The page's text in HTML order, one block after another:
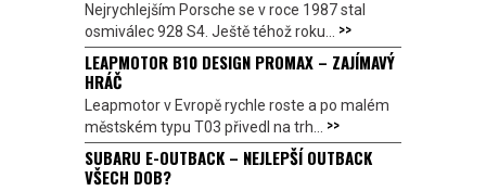
Nejrychlejším Porsche se v roce 1987 stal
osmiválec 928 S4. Ještě téhož roku... >>
LEAPMOTOR B10 DESIGN PROMAX – ZAJÍMAVÝ
HRÁČ
Leapmotor v Evropě rychle roste a po malém
městském typu T03 přivedl na trh... >>
SUBARU E-OUTBACK – NEJLEPŠÍ OUTBACK
VŠECH DOB?